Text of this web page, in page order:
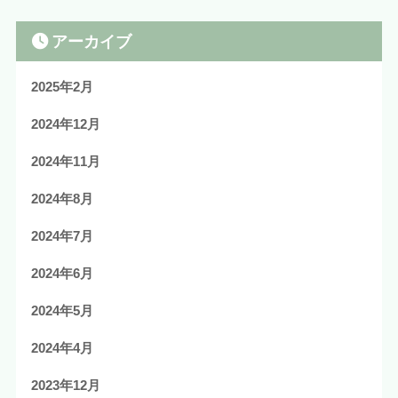
アーカイブ
2025年2月
2024年12月
2024年11月
2024年8月
2024年7月
2024年6月
2024年5月
2024年4月
2023年12月